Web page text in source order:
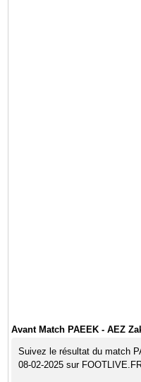
Avant Match PAEEK - AEZ
Suivez le résultat du match
08-02-2025 sur